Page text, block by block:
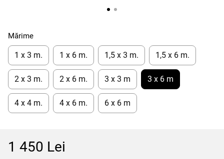
Mărime
1 x 3 m. 1 x 6 m. 1,5 x 3 m. 1,5 x 6 m.
2 х 3 m. 2 x 6 m. 3 x 3 m 3 x 6 m
4 x 4 m. 4 х 6 m. 6 x 6 m
1 450 Lei